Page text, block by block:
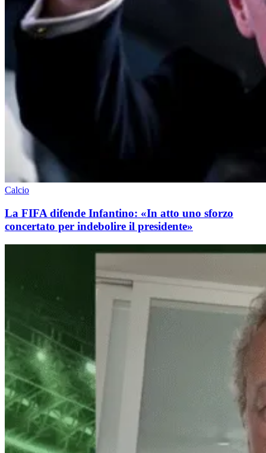
Calcio
La FIFA difende Infantino: «In atto uno sforzo
concertato per indebolire il presidente»